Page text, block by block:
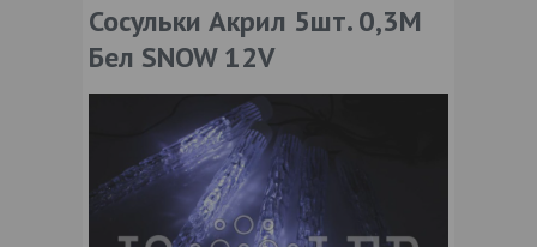
Сосульки Акрил 5шт. 0,3М
Бел SNOW 12V